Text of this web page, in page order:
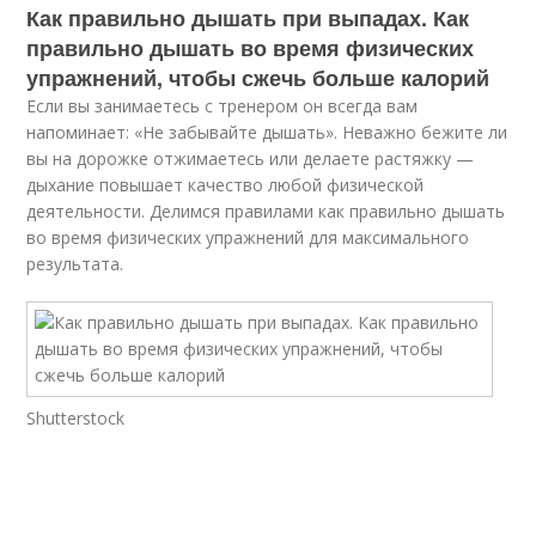
Как правильно дышать при выпадах. Как
правильно дышать во время физических
упражнений, чтобы сжечь больше калорий
Если вы занимаетесь с тренером он всегда вам
напоминает: «Не забывайте дышать». Неважно бежите ли
вы на дорожке отжимаетесь или делаете растяжку —
дыхание повышает качество любой физической
деятельности. Делимся правилами как правильно дышать
во время физических упражнений для максимального
результата.
Shutterstock